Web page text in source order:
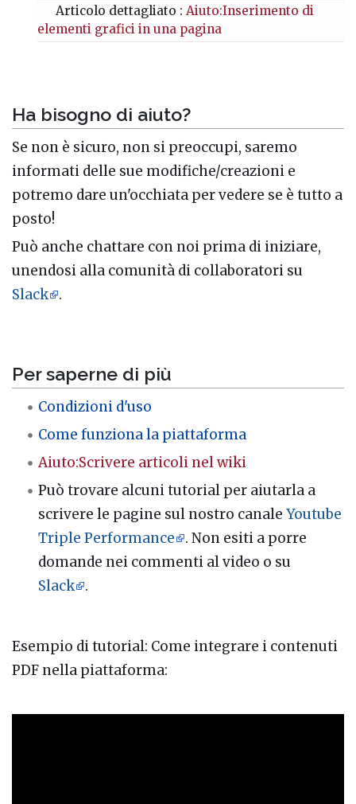
Articolo dettagliato : Aiuto:Inserimento di
elementi grafici in una pagina
Ha bisogno di aiuto?
Se non è sicuro, non si preoccupi, saremo
informati delle sue modifiche/creazioni e
potremo dare un'occhiata per vedere se è tutto a
posto!
Può anche chattare con noi prima di iniziare,
unendosi alla comunità di collaboratori su
Slack
.
Per saperne di più
Condizioni d'uso
Come funziona la piattaforma
Aiuto:Scrivere articoli nel wiki
Può trovare alcuni tutorial per aiutarla a
scrivere le pagine sul nostro canaleYoutube
Triple Performance
. Non esiti a porre
domande nei commenti al video o su
Slack
.
Esempio di tutorial: Come integrare i contenuti
PDF nella piattaforma: